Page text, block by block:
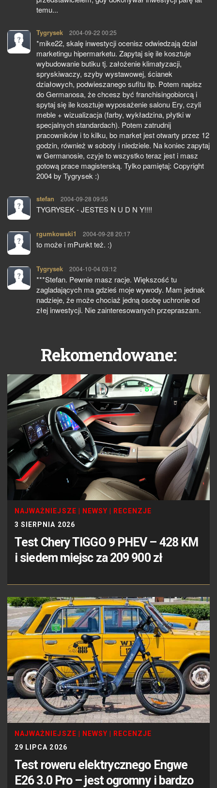
temu...
Tygrysek pisze:
2004-09-22 00:25
*mike22, skalę inwestycji ocenisz odwiedzają dział
marketingu hipermarketu. Zapytaj się ile kosztuje
wybudowanie butiku tj. założenie klimatyzacji,
spryskiwaczy, szyby wystawowej, ścianek
działowych, podwieszanego sufitu itp. Potem napisz
do Germanosa, że chcesz być franchisingobiorcą i
spytaj się ile kosztuje wyposażenie salonu Ery, czyli
meble + wizualizacja (farby, wykładzina, płytki w
specjalnych standardach). Potem zatrudnij
pracowników i to kilku, bo market jest otwarty przez 12
godzin, również w soboty i niedziele. Na koniec zapytaj
w Germanosie, czyje to wszystko teraz jest i masz
gotową prace magisterską. Tylko pamiętaj: Copyright
2004 by Tygrysek :)
stefan pisze:
2004-09-28 09:55
TYGRYSEK - JESTES N U D N Y!!!!
rgumkowski1 pisze:
2004-09-28 20:17
to może i mPunkt też. :)
Tygrysek pisze:
2004-10-04 03:12
***Stefan. Pewnie masz racje. Większość tu
zagladających ma gdzieś moje wywody. Mam jednak
nadzieje, że może chociaż jedną osobę uchronie od
złej inwestycji. Nie zainteresowanych przepraszam.
Rekomendowane:
NAJWAŻNIEJSZE NEWSY
RECENZJE
3 SIERPNIA 2026
Test Chery TIGGO 9 PHEV – 428 KM
i siedem miejsc za 209 900 zł
NAJWAŻNIEJSZE NEWSY
RECENZJE
29 LIPCA 2026
Test roweru elektrycznego Engwe
E26 3.0 Pro – jest ogromny i bardzo